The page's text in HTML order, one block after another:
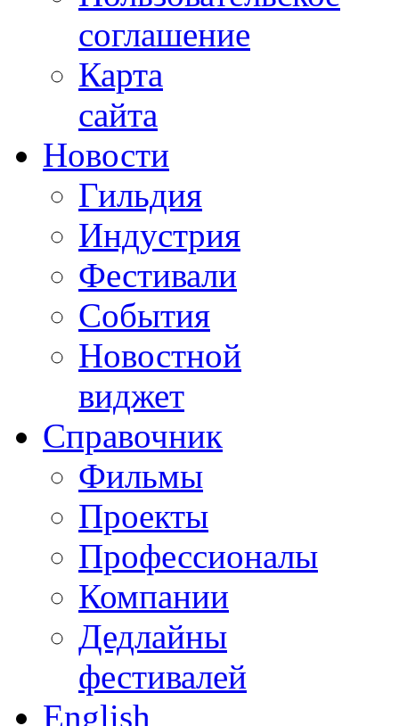
соглашение
Карта
сайта
Новости
Гильдия
Индустрия
Фестивали
События
Новостной
виджет
Справочник
Фильмы
Проекты
Профессионалы
Компании
Дедлайны
фестивалей
English